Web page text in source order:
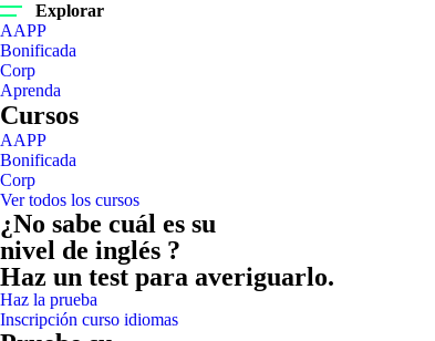
Explorar
AAPP
Bonificada
Corp
Aprenda
Cursos
AAPP
Bonificada
Corp
Ver todos los cursos
¿No sabe cuál es su
nivel de inglés ?
Haz un test para averiguarlo.
Haz la prueba
Inscripción curso idiomas